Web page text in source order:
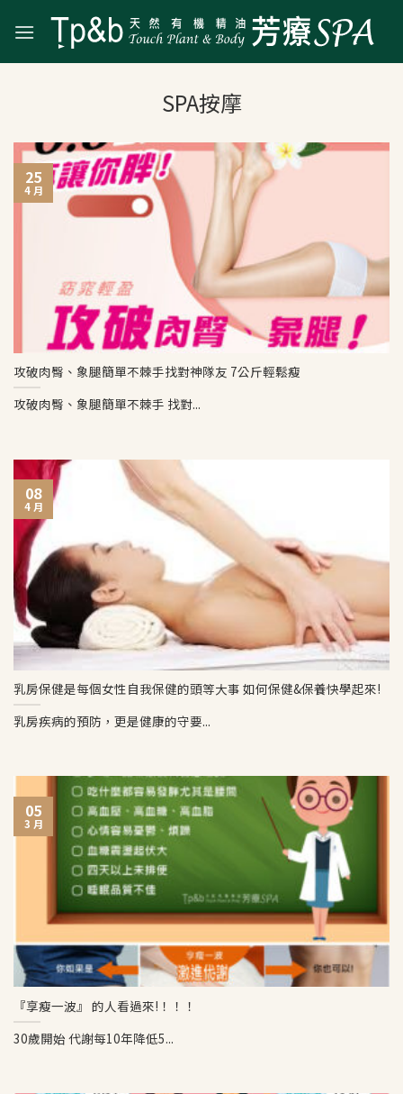
攻破肉臀、象腿簡單不棘手找對神隊友 7公斤輕鬆瘦
攻破肉臀、象腿簡單不棘手 找對...
25
4 月
乳房保健是每個女性自我保健的頭等大事 如何保健&保養快學起來!
乳房疾病的預防，更是健康的守要...
08
4 月
『享瘦一波』 的人看過來!！！！
30歲開始 代謝每10年降低5...
05
3 月